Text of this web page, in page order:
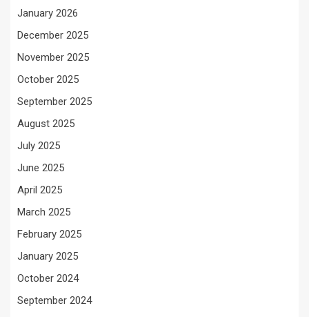
January 2026
December 2025
November 2025
October 2025
September 2025
August 2025
July 2025
June 2025
April 2025
March 2025
February 2025
January 2025
October 2024
September 2024